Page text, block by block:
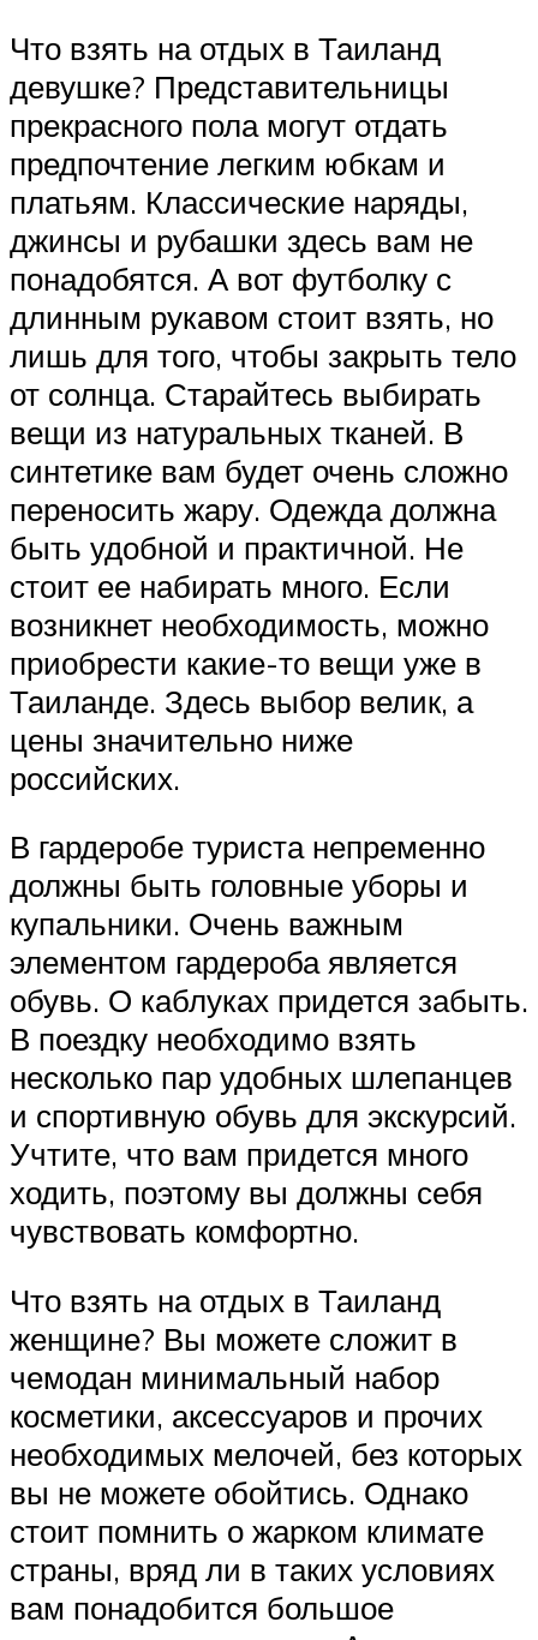
Что взять на отдых в Таиланд
девушке? Представительницы
прекрасного пола могут отдать
предпочтение легким юбкам и
платьям. Классические наряды,
джинсы и рубашки здесь вам не
понадобятся. А вот футболку с
длинным рукавом стоит взять, но
лишь для того, чтобы закрыть тело
от солнца. Старайтесь выбирать
вещи из натуральных тканей. В
синтетике вам будет очень сложно
переносить жару. Одежда должна
быть удобной и практичной. Не
стоит ее набирать много. Если
возникнет необходимость, можно
приобрести какие-то вещи уже в
Таиланде. Здесь выбор велик, а
цены значительно ниже
российских.
В гардеробе туриста непременно
должны быть головные уборы и
купальники. Очень важным
элементом гардероба является
обувь. О каблуках придется забыть.
В поездку необходимо взять
несколько пар удобных шлепанцев
и спортивную обувь для экскурсий.
Учтите, что вам придется много
ходить, поэтому вы должны себя
чувствовать комфортно.
Что взять на отдых в Таиланд
женщине? Вы можете сложит в
чемодан минимальный набор
косметики, аксессуаров и прочих
необходимых мелочей, без которых
вы не можете обойтись. Однако
стоит помнить о жарком климате
страны, вряд ли в таких условиях
вам понадобится большое